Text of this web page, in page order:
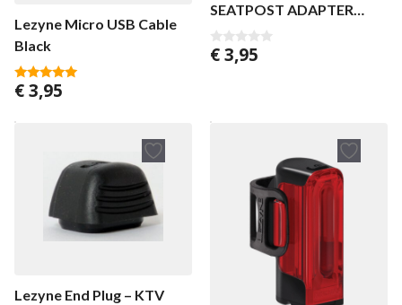
Lezyne Micro USB Cable
Black
5.00
van 5
€3,95
SEATPOST ADAPTER
KTV/STRIP DRIVE
0
v
€3,95
Lezyne End Plug – KTV